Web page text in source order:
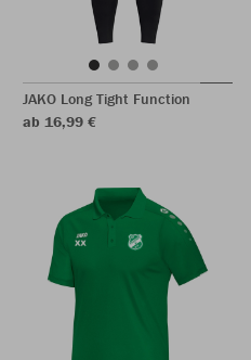
JAKO Long Tight Function
ab 16,99 €